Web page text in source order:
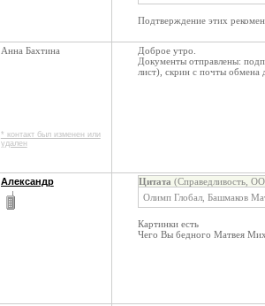
Подтверждение этих
Анна Бахтина
* контакт был изменен или
удален
Доброе утро.
Документы отправлены:
лист), скрин с почты обмена
Александр Цитата (Справедливость,
Олимп Глобал, Башмаков
Картинки есть
Чего Вы бедного Матвея